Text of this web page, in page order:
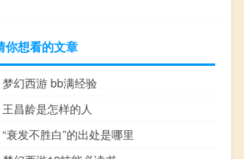
你想看的文章
梦幻西游 bb满经验
王昌龄是怎样的人
“衰发不胜白”的出处是哪里